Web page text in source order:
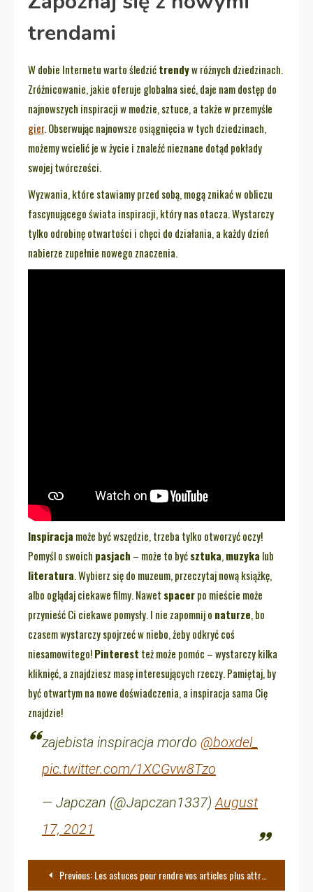
trendami
W dobie Internetu warto śledzićtrendyw różnych dziedzinach.
Zróżnicowanie, jakie oferuje globalna sieć, daje nam dostęp do
najnowszych inspiracji w modzie, sztuce, a także w przemyśle
gier. Obserwując najnowsze osiągnięcia w tych dziedzinach,
możemy wcielić je w życie i znaleźć nieznane dotąd pokłady
swojej twórczości.
Wyzwania, które stawiamy przed sobą, mogą znikać w obliczu
fascynującego świata inspiracji, który nas otacza. Wystarczy
tylko odrobinę otwartości i chęci do działania, a każdy dzień
nabierze zupełnie nowego znaczenia.
Inspiracja może być wszędzie, trzeba tylko otworzyć oczy!
Pomyśl o swoich pasjach – może to byćsztuka,muzyka lub
literatura. Wybierz się do muzeum, przeczytaj nową książkę,
albo oglądaj ciekawe filmy. Nawet spacerpo mieście może
przynieść Ci ciekawe pomysły. I nie zapomnij o naturze, bo
czasem wystarczy spojrzeć w niebo, żeby odkryć coś
niesamowitego!Pinterest też może pomóc – wystarczy kilka
kliknięć, a znajdziesz masę interesujących rzeczy. Pamiętaj, by
być otwartym na nowe doświadczenia, a inspiracja sama Cię
znajdzie!
zajebista inspiracja mordo @boxdel_
pic.twitter.com/1XCGvw8Tzo
— Japczan (@Japczan1337)August
17, 2021
Nawigacja
Previous:Les astuces pour rendre vos articles plus attractifs